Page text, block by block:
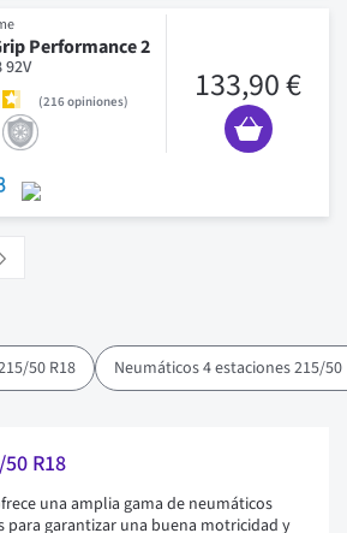
Performance 2
92V
216opiniones 133,90 €
la page
50 R18 Neumáticos 4 estaciones 215/50
R18
una amplia gama de neumáticos
para garantizar una buena motricidad y